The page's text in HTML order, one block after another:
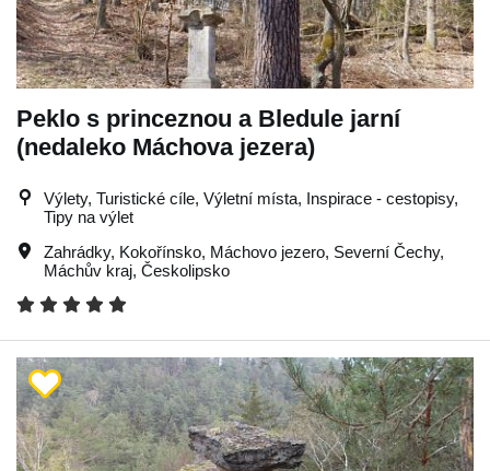
Peklo s princeznou a Bledule jarní
(nedaleko Máchova jezera)
Výlety, Turistické cíle, Výletní místa, Inspirace - cestopisy,
Tipy na výlet
Zahrádky, Kokořínsko, Máchovo jezero, Severní Čechy,
Máchův kraj, Českolipsko